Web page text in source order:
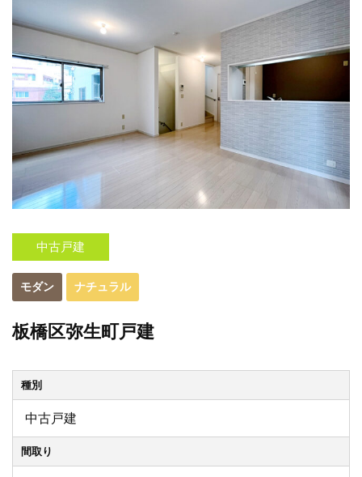
中古戸建
モダン ナチュラル
板橋区弥生町戸建
種別
中古戸建
間取り